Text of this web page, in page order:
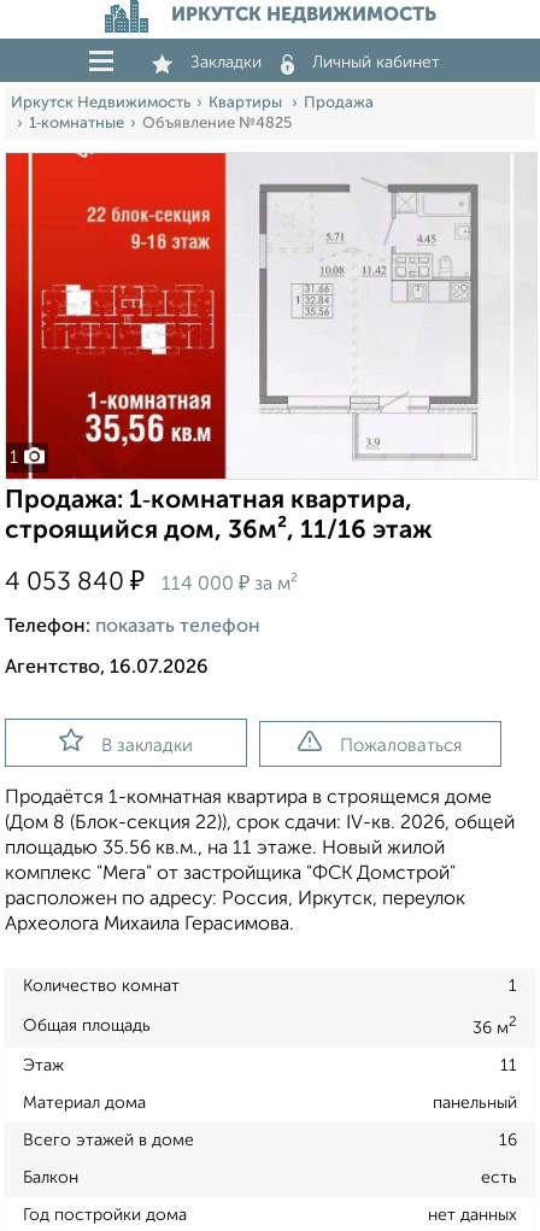
ИРКУТСК НЕДВИЖИМОСТЬ
Закладки Личный кабинет
Иркутск Недвижимость Квартиры
Продажа
1‑комнатные
Объявление №4825
1
Продажа: 1‑комнатная квартира,
строящийся дом, 36м², 11/16 этаж
4 053 840 ₽ 114 000 ₽ за м²
Телефон: показать телефон
Агентство, 16.07.2026
В закладки Пожаловаться
Продаётся 1-комнатная квартира в строящемся доме
(Дом 8 (Блок-секция 22)), срок сдачи: IV-кв. 2026, общей
площадью 35.56 кв.м., на 11 этаже. Новый жилой
комплекс "Мега" от застройщика "ФСК Домстрой"
расположен по адресу: Россия, Иркутск, переулок
Археолога Михаила Герасимова.
Количество комнат 1
Общая площадь 36 м2
Этаж 11
Материал дома панельный
Всего этажей в доме 16
Балкон есть
Год постройки дома нет данных